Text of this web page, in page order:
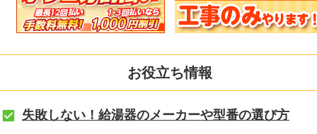
お役立ち情報
失敗しない！給湯器のメーカーや型番の選び方